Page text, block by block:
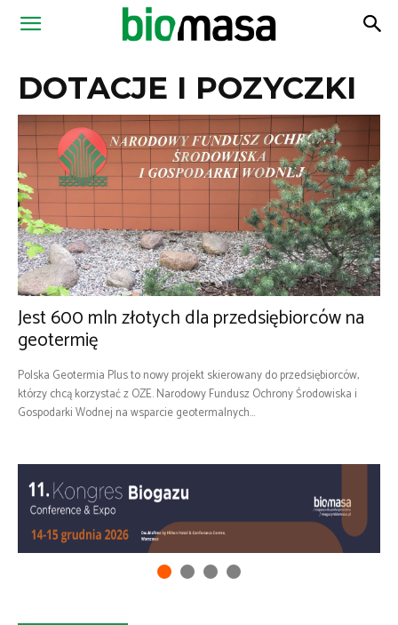
Magazyn
DOTACJE I POZYCZKI
Jest 600 mln złotych dla przedsiębiorców na
geotermię
Polska Geotermia Plus to nowy projekt skierowany do przedsiębiorców,
którzy chcą korzystać z OZE. Narodowy Fundusz Ochrony Środowiska i
Gospodarki Wodnej na wsparcie geotermalnych...